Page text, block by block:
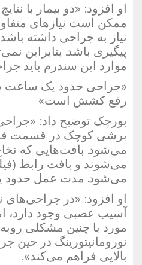
او افزود: «دو بیمار با
ممکن است نیازهای
نیاز به جراحی داشته
پیگیری باشد. بنابراین
موارد این سندرم باید
«جراحی حدود یک
رفع کشش است»
بورچک توضیح داد:
برشی کوچک در قسمت
می‌شود. بافت‌هایی که
می‌شوند و بافت رابط
می‌شود. مدت عمل
او افزود: «در
آسیب عصبی وجود دارد،
مورد با چنین مشکلی
نورو‌مانیتورینگ در حین
بالایی فراهم می‌کند».